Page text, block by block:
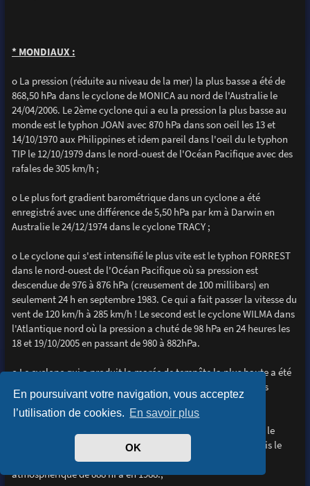
En poursuivant votre navigation, vous acceptez
l’utilisation de cookies. En savoir plus
OK
* MONDIAUX :
o La pression (réduite au niveau de la mer) la plus basse a été de
868,50 hPa dans le cyclone de MONICA au nord de l'Australie le
24/04/2006. Le 2ème cyclone qui a eu la pression la plus basse au
monde est le typhon JOAN avec 870 hPa dans son oeil les 13 et
14/10/1970 aux Philippines et idem pareil dans l'oeil du le typhon
TIP le 12/10/1979 dans le nord-ouest de l'Océan Pacifique avec des
rafales de 305 km/h ;
o Le plus fort gradient barométrique dans un cyclone a été
enregistré avec une différence de 5,50 hPa par km à Darwin en
Australie le 24/12/1974 dans le cyclone TRACY ;
o Le cyclone qui s'est intensifié le plus vite est le typhon FORREST
dans le nord-ouest de l'Océan Pacifique où sa pression est
descendue de 976 à 876 hPa (creusement de 100 millibars) en
seulement 24 h en septembre 1983. Ce qui a fait passer la vitesse du
vent de 120 km/h à 285 km/h ! Le second est le cyclone WILMA dans
l'Atlantique nord où la pression a chuté de 98 hPa en 24 heures les
18 et 19/10/2005 en passant de 980 à 882hPa.
o Le cyclone qui a produit la marée de tempête la plus haute a été
BATHURST BAY en Australie, en 1899, en causant des vagues
déferlantes de 13 m ;
o Le record de la vitesse du vent enregistré au sol a été dans le
cyclone WILMA, le 19/10/2005 avec des vents à 330.km/h. Puis le
2ème est le cyclone GILBERT avec 320 km/h et une pression
atmosphèrique de 888 hPa en 1988.;